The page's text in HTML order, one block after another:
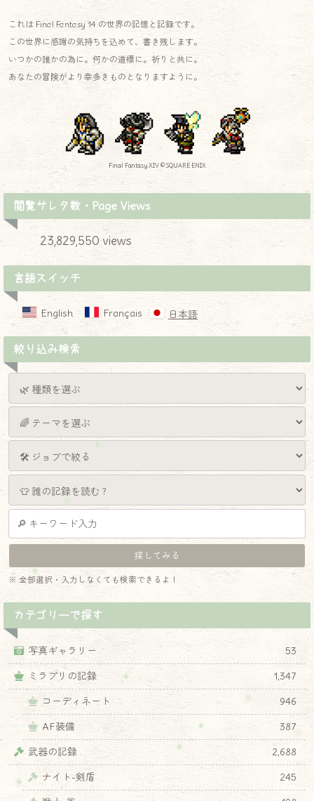
これは Final Fantasy 14 の世界の記憶と記録です。
この世界に感謝の気持ちを込めて、書き残します。
いつかの誰かの為に。何かの道標に。祈りと共に。
あなたの冒険がより幸多きものとなりますように。
Final Fantasy XIV © SQUARE ENIX
閲覧サレタ数・Page Views
23,829,550 views
言語スイッチ
English Français 日本語
絞り込み検索
※ 全部選択・入力しなくても検索できるよ！
カテゴリーで探す
写真ギャラリー
53
ミラプリの記録
1,347
コーディネート
946
AF装備
387
武器の記録
2,688
ナイト-剣盾
245